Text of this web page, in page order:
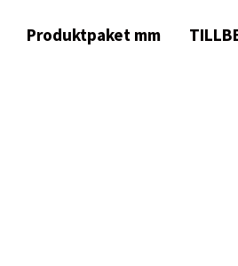
Produktpaket mm